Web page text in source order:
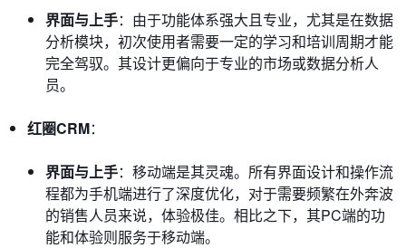
界面与上手：由于功能体系强大且专业，尤其是在数据
分析模块，初次使用者需要一定的学习和培训周期才能
完全驾驭。其设计更偏向于专业的市场或数据分析人
员。
红圈CRM：
界面与上手：移动端是其灵魂。所有界面设计和操作流
程都为手机端进行了深度优化，对于需要频繁在外奔波
的销售人员来说，体验极佳。相比之下，其PC端的功
能和体验则服务于移动端。